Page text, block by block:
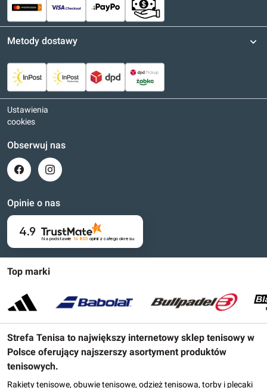
Top marki
Strefa Tenisa to największy internetowy sklep tenisowy w
Polsce oferujący najszerszy asortyment produktów
tenisowych.
Rakiety tenisowe, obuwie tenisowe, odzież tenisowa, torby i plecaki
Metody dostawy
Ustawienia
cookies
Obserwuj nas
Opinie o nas
4.9
Na podstawie 16 803 opinii z całego okresu